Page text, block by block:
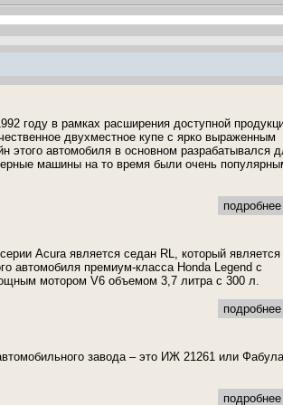
году в рамках расширения доступной
двухместное купе с ярко выраженным
этого автомобиля в основном разрабатывался
машины на то время были очень
Acura является седан RL, который является
автомобиля премиум-класса Honda Legend с
мотором V6 объемом 3,7 литра с 300 л.
завода – это ИЖ 21261 или